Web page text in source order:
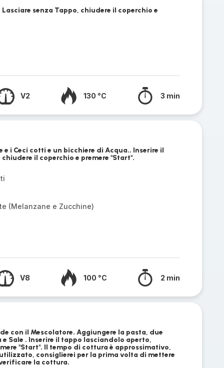
senza Tappo, chiudere il coperchio e
V2 130 °C 3 min
e i Ceci cotti e un bicchiere di Acqua.. Inserire il
il coperchio e premere "Start".
(Melanzane e Zucchine)
V8 100 °C 2 min
con il Mescolatore. Aggiungere la pasta, due
Sale . Inserire il tappo lasciandolo aperto,
"Start". Il tempo di cottura è approssimativo,
consiglierei per la prima volta di mettere
la cottura.